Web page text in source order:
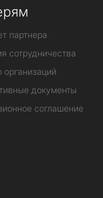
партнера
сотрудничества
организаций
документы
соглашение